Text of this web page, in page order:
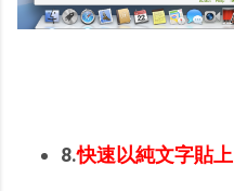
8.快速以純文字貼上